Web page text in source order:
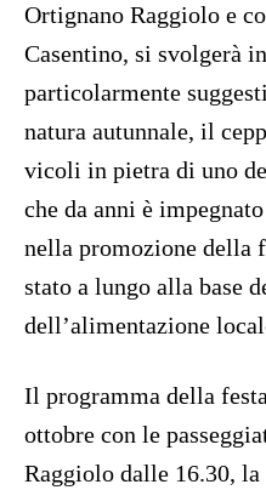
Ortignano Raggiolo e
Casentino, si svolgerà
particolarmente
natura autunnale, il
vicoli in pietra di uno
che da anni è
nella promozione della
stato a lungo alla base
dell’alimentazione
Il programma della
ottobre con le
Raggiolo dalle 16.30,